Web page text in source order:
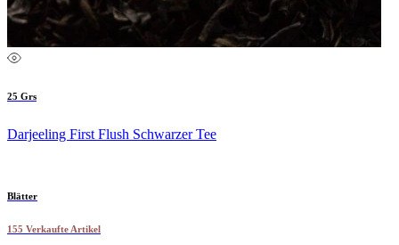
25 Grs
Darjeeling First Flush Schwarzer Tee
Blätter
155 Verkaufte Artikel